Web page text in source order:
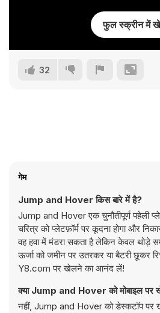
फुल स्क्रीन में
32
गेम
Jump and Hover किस बारे में है?
Jump and Hover एक चुनौतीपूर्ण पहेली
चरित्र को प्लेटफ़ॉर्म पर कूदना होगा और
वह हवा में मंडरा सकता है लेकिन केवल थोड़े
ऊर्जा को जमीन पर उतरकर या बैटरी छूकर
Y8.com पर खेलने का आनंद लें!
क्या Jump and Hover को मोबाइल पर
नहीं, Jump and Hover को डेस्कटॉप पर